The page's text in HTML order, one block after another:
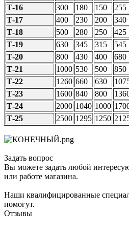
Т-16
300 180 150 255
Т-17
400 230 200 340
Т-18
500 280 250 425
Т-19
630 345 315 545
Т-20
800 430 400 680
Т-21
1000 530 500 850
Т-22
1260 660 630
Т-23
1600 840 800
Т-24
2000 1040 1000
Т-25
2500 1295 1250
Задать вопрос
Вы можете задать любой
или работе магазина.
Наши квалифицированные
помогут.
Отзывы